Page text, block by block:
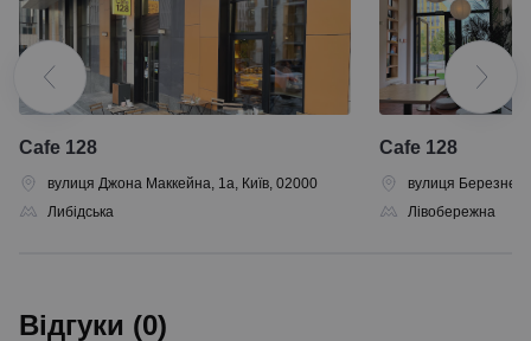
Сafe 128
вулиця Джона Маккейна, 1а, Київ, 02000
Либідська
Сafe 128
вулиця
Лівобережна
Відгуки (0)